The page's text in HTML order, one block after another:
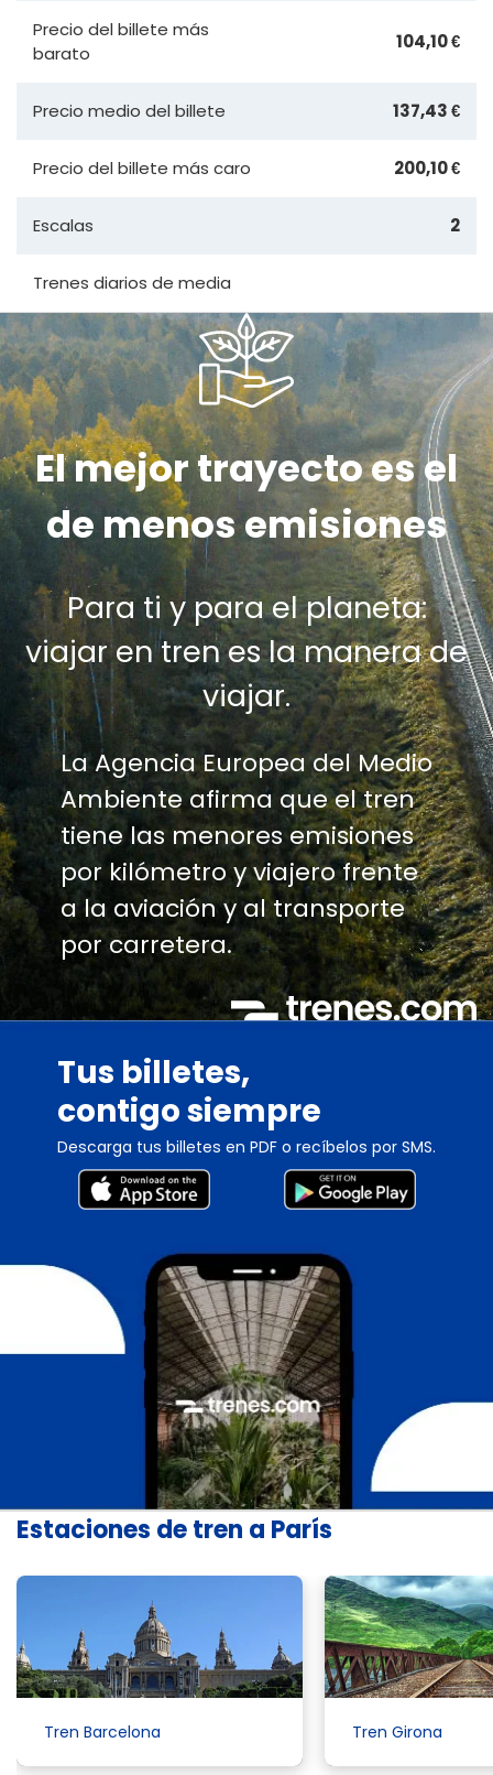
Precio del billete más
barato
104,10 €
Precio medio del billete 137,43 €
Precio del billete más caro 200,10 €
Escalas 2
Trenes diarios de media
El mejor trayecto es el
de menos emisiones
Para ti y para el planeta:
viajar en tren es la manera de
viajar.
La Agencia Europea del Medio
Ambiente afirma que el tren
tiene las menores emisiones
por kilómetro y viajero frente
a la aviación y al transporte
por carretera.
Tus billetes,
contigo siempre
Descarga tus billetes en PDF o recíbelos por SMS.
Estaciones de tren a París
Tren Barcelona Tren Girona